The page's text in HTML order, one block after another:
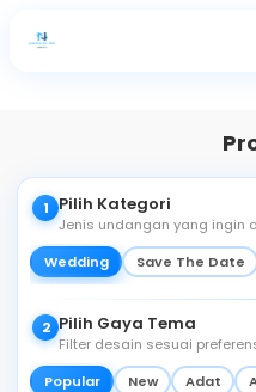
Produk
Harga
Produk Lainnya
1 Pilih Kategori
Jenis undangan yang ingin
Wedding
Save The Date
2 Pilih Gaya Tema
Filter desain sesuai
Popular
New Adat